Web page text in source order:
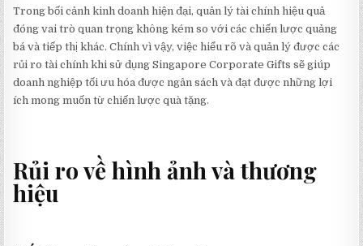
Trong bối cảnh kinh doanh hiện đại, quản lý tài chính hiệu quả
đóng vai trò quan trọng không kém so với các chiến lược quảng
bá và tiếp thị khác. Chính vì vậy, việc hiểu rõ và quản lý được các
rủi ro tài chính khi sử dụng Singapore Corporate Gifts sẽ giúp
doanh nghiệp tối ưu hóa được ngân sách và đạt được những lợi
ích mong muốn từ chiến lược quà tặng.
Rủi ro về hình ảnh và thương
hiệu